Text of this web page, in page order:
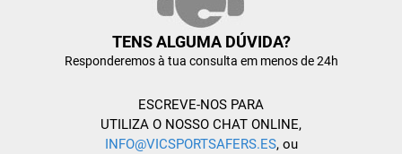
TENS ALGUMA DÚVIDA?
Responderemos à tua consulta em menos de 24h
ESCREVE-NOS PARA
UTILIZA O NOSSO CHAT ONLINE,
INFO@VICSPORTSAFERS.ES, ou